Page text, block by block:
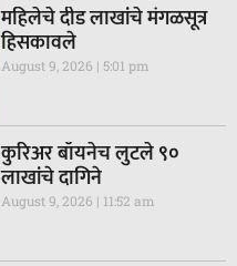
महिलेचे दीड लाखांचे मंगळसूत्र
हिसकावले
August 9, 2026 5:01 pm
कुरिअर बॉयनेच लुटले ९०
लाखांचे दागिने
August 9, 2026 11:52 am